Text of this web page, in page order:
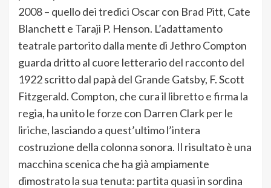
2008 – quello dei tredici Oscar con Brad Pitt, Cate
Blanchett e Taraji P. Henson. L’adattamento
teatrale partorito dalla mente di Jethro Compton
guarda dritto al cuore letterario del racconto del
1922 scritto dal papà del Grande Gatsby, F. Scott
Fitzgerald. Compton, che cura il libretto e firma la
regia, ha unito le forze con Darren Clark per le
liriche, lasciando a quest’ultimo l’intera
costruzione della colonna sonora. Il risultato è una
macchina scenica che ha già ampiamente
dimostrato la sua tenuta: partita quasi in sordina